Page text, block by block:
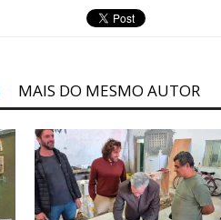
MAIS DO MESMO AUTOR